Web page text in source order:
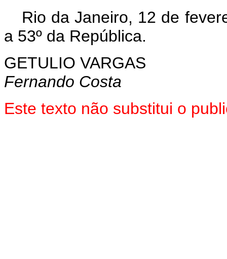
Rio da Janeiro, 12 de
a 53º da República.
GETULIO VARGAS
Fernando Costa
Este texto não substitui o